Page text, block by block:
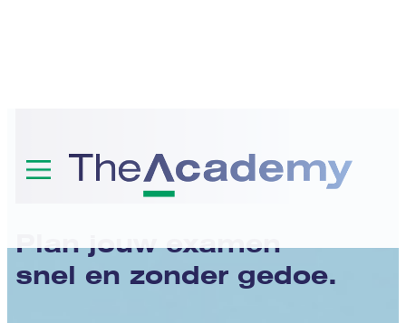
Examens
Plan jouw examen
snel en zonder gedoe.